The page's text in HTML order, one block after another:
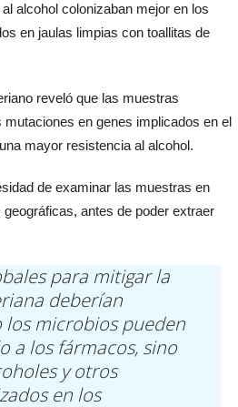
alcohol colonizaban mejor en los
en jaulas limpias con toallitas de
reveló que las muestras
en genes implicados en el
mayor resistencia al alcohol.
de examinar las muestras en
antes de poder extraer
para mitigar la
deberían
microbios pueden
a los fármacos, sino
y otros
en los